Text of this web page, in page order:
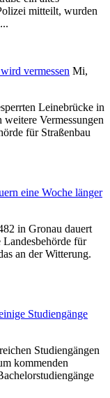
mitteilt, wurden
vermessen Mi,
Leinebrücke in
Vermessungen
für Straßenbau
eine Woche länger
in Gronau dauert
Landesbehörde für
an der Witterung.
Studiengänge
Studiengängen
kommenden